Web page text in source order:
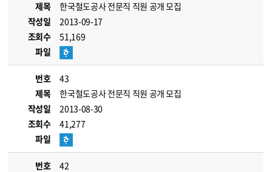
제목
한국철도공사 전문직 직원 공개 모집
작성일
2013-09-17
조회수
51,169
파일
번호
43
제목
한국철도공사 전문직 직원 공개 모집
작성일
2013-08-30
조회수
41,277
파일
번호
42